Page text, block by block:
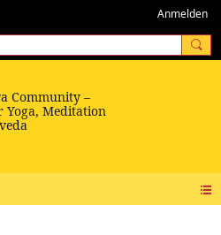
Anmelden